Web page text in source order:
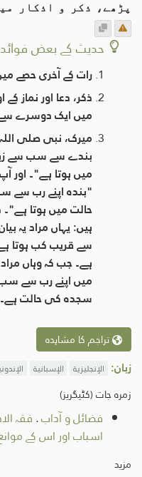
پڑھے، ذکر و اذکار
حدیث کے بعض فوائد
رات کے آخری حصے
ذکر، دعا اور نماز
میں ایک دوسرے سے
میرک، نبی صلی
بندے سے سب سے
میں ہوتا ہے"۔ اور
"بندہ اپنے رب
حالت میں ہوتا
ہیں: یہاں مراد یہ
سے قریب کب ہوتا
ہے۔ جب کہ وہاں
میں اپنے رب سے سب
سجدہ کى حالت ہے۔
تراجم کا مشاہدہ
زبان: الإنجليزية الإسبانية
زمرہ جات (کٹیگریز)
فضائل و آداب. فقہ
اسباب اور اس کے
مزید